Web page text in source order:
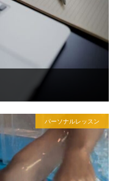
パーソナルレッスン